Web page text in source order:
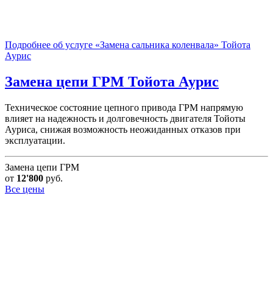
Подробнее об услуге «Замена сальника коленвала» Тойота
Аурис
Замена цепи ГРМ Тойота Аурис
Техническое состояние цепного привода ГРМ напрямую
влияет на надежность и долговечность двигателя Тойоты
Ауриса, снижая возможность неожиданных отказов при
эксплуатации.
Замена цепи ГРМ
от 12'800 руб.
Все цены